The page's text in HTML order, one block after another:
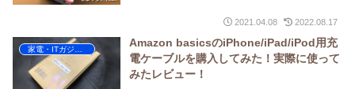
2021.04.08 2022.08.17
家電・ITガジェット
Amazon basicsのiPhone/iPad/iPod用充
電ケーブルを購入してみた！実際に使って
みたレビュー！